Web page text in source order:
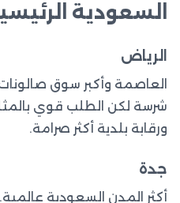
السعودية
الرياض
العاصمة وأكبر سوق
شرسة لكن الطلب قوي
ورقابة بلدية أكثر صرامة.
جدة
أكثر المدن السعودية